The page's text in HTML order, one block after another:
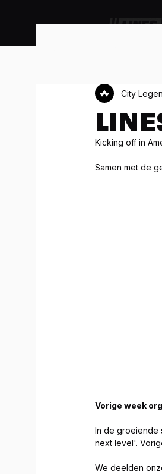
City
Kicking off in
Samen met de
Vorige week
In de groeiende
next level'.
We deelden